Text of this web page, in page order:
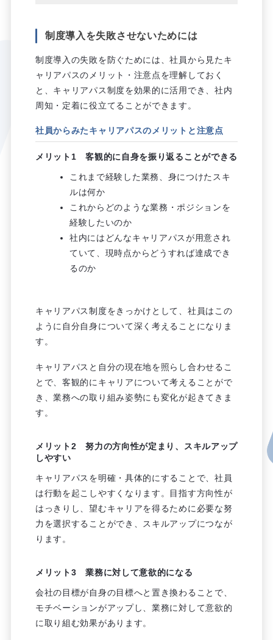
制度導入を失敗させないためには
制度導入の失敗を防ぐためには、社員から見たキ
ャリアパスのメリット・注意点を理解しておく
と、キャリアパス制度を効果的に活用でき、社内
周知・定着に役立てることができます。
社員からみたキャリアパスのメリットと注意点
メリット1 客観的に自身を振り返ることができる
これまで経験した業務、身につけたスキ
ルは何か
これからどのような業務・ポジションを
経験したいのか
社内にはどんなキャリアパスが用意され
ていて、現時点からどうすれば達成でき
るのか
キャリアパス制度をきっかけとして、社員はこの
ように自分自身について深く考えることになりま
す。
キャリアパスと自分の現在地を照らし合わせるこ
とで、客観的にキャリアについて考えることがで
き、業務への取り組み姿勢にも変化が起きてきま
す。
メリット2 努力の方向性が定まり、スキルアップ
しやすい
キャリアパスを明確・具体的にすることで、社員
は行動を起こしやすくなります。目指す方向性が
はっきりし、望むキャリアを得るために必要な努
力を選択することができ、スキルアップにつなが
ります。
メリット3 業務に対して意欲的になる
会社の目標が自身の目標へと置き換わることで、
モチベーションがアップし、業務に対して意欲的
に取り組む効果があります。